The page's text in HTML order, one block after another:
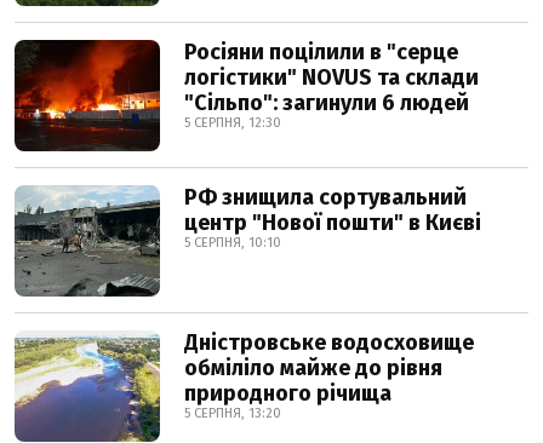
Росіяни поцілили в "серце
логістики" NOVUS та склади
"Сільпо": загинули 6 людей
5 СЕРПНЯ, 12:30
РФ знищила сортувальний
центр "Нової пошти" в Києві
5 СЕРПНЯ, 10:10
Дністровське водосховище
обміліло майже до рівня
природного річища
5 СЕРПНЯ, 13:20